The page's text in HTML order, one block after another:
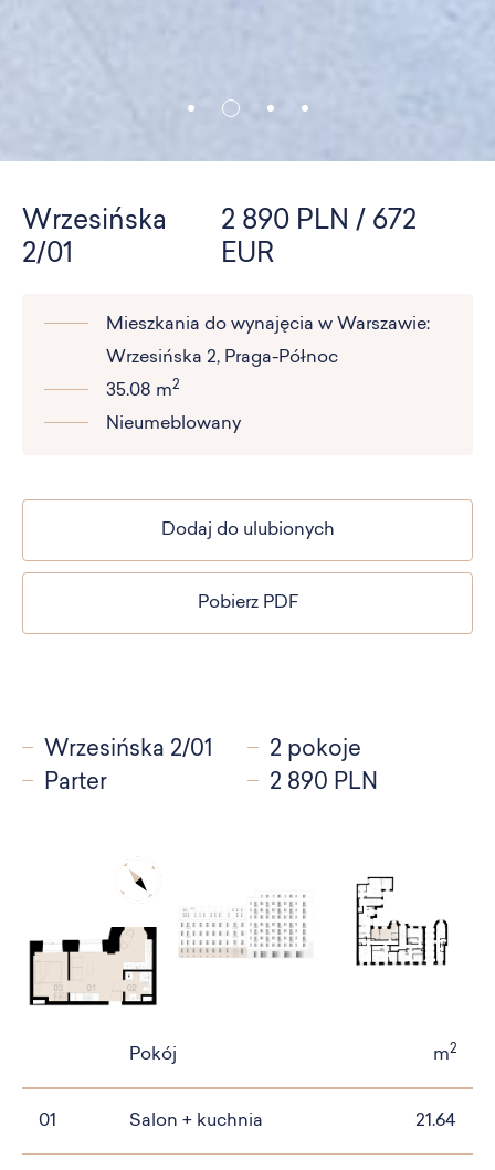
Wrzesińska
2/01
2 890 PLN / 672
EUR
Mieszkania do wynajęcia w Warszawie:
Wrzesińska 2, Praga-Północ
35.08 m2
Nieumeblowany
Dodaj do ulubionych
Pobierz PDF
Wrzesińska 2/01
2 pokoje
Parter
2 890 PLN
Pokój m2
01 Salon + kuchnia 21.64